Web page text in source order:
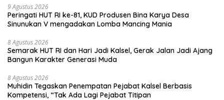
9 Agustus 2026
Peringati HUT RI ke-81, KUD Produsen Bina Karya Desa
Sinunukan V mengadakan Lomba Mancing Mania
8 Agustus 2026
Semarak HUT RI dan Hari Jadi Kalsel, Gerak Jalan Jadi Ajang
Bangun Karakter Generasi Muda
8 Agustus 2026
Muhidin Tegaskan Penempatan Pejabat Kalsel Berbasis
Kompetensi, “Tak Ada Lagi Pejabat Titipan